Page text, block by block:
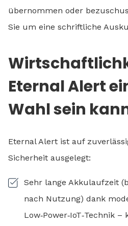
übernommen oder
Sie um eine schriftliche
Eternal Alert
Wahl sein
Eternal Alert ist auf
Sicherheit ausgelegt:
Sehr lange Akkulaufzeit
nach Nutzung) dank
Low‑Power‑IoT‑Technik